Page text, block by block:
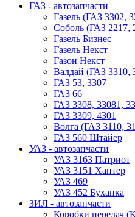
ГАЗ - автозапчасти
Газель (ГАЗ 3302,
Соболь (ГАЗ 2217,
Газель Бизнес
Газель Некст
Газон Некст
Валдай (ГАЗ 3310,
ГАЗ 53, 3307
ГАЗ 66
ГАЗ 3308, 33081,
ГАЗ 3309, 4301
Волга (ГАЗ 3110,
ГАЗ 560 Штайер
УАЗ - автозапчасти
УАЗ 3163 Патриот
УАЗ 3151 Хантер
УАЗ 469
УАЗ 452 Буханка
ЗИЛ - автозапчасти
Коробки передач